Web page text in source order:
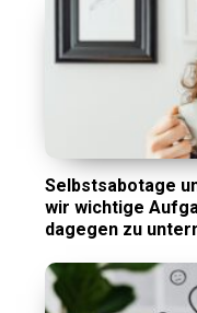
Selbstsabotage
wir wichtige
dagegen zu